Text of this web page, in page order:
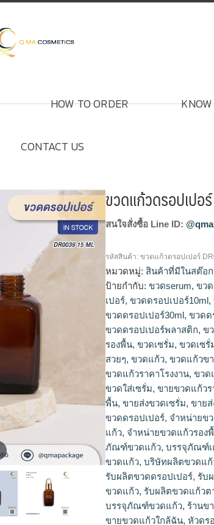
HOW TO ORDER
CONTACT US
ขวดแก้วดรอปเปอ
สนใจสั่งซื้อ Line ID:
รหัสสินค้า:ขวดแก้วดรอปเปอร์
หมวดหมู่: สินค้าที่มีในสต๊อก
ป้ายกำกับ:ขวดserum,ขว
เปอร์,ขวดดรอปเปอร์10ml,
ขวดดรอปเปอร์30ml,ขวดด
ขวดดรอปเปอร์พลาสติก,ข
รองพื้น,ขวดเซรั่ม,ขวดเซรั่
สวยๆ,ขวดแก้ว,ขวดแก้วข
ขวดแก้วราคาโรงงาน,ขวด
ขวดใส่เซรั่ม,ขายขวดแก้วร
พื้น,ขายส่งขวดเซรั่ม,ขาย
ขวดดรอปเปอร์, จำหน่ายข
แก้ว, จำหน่ายขวดแก้วรอง
ภัณฑ์ขวดแก้ว,บรรจุภัณฑ์เ
ขวดแก้ว,บริษัทผลิตขวดแก้
รับผลิตขวดดรอปเปอร์, รับ
ขวดแก้ว, รับผลิตขวดแก้ว
บรรจุภัณฑ์ขวดแก้ว, ร้านข
ขายขวดแก้วใกล้ฉัน,หัวดร